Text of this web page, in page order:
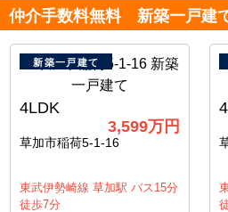
仲介手数料無料 新築一戸建
新築一戸建て
4LDK
3,599万円
草加市稲荷5-1-16
東武伊勢崎線 草加駅 バス15分
徒歩7分